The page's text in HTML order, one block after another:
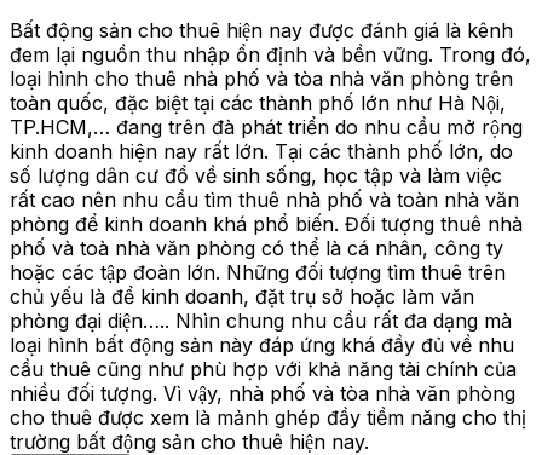
Bất động sản cho thuê hiện nay được đánh giá là kênh
đem lại nguồn thu nhập ổn định và bền vững. Trong đó,
loại hình cho thuê nhà phố và tòa nhà văn phòng trên
toàn quốc, đặc biệt tại các thành phố lớn như Hà Nội,
TP.HCM,… đang trên đà phát triển do nhu cầu mở rộng
kinh doanh hiện nay rất lớn. Tại các thành phố lớn, do
số lượng dân cư đổ về sinh sống, học tập và làm việc
rất cao nên nhu cầu tìm thuê nhà phố và toàn nhà văn
phòng để kinh doanh khá phổ biến. Đối tượng thuê nhà
phố và toà nhà văn phòng có thể là cá nhân, công ty
hoặc các tập đoàn lớn. Những đối tượng tìm thuê trên
chủ yếu là để kinh doanh, đặt trụ sở hoặc làm văn
phòng đại diện….. Nhìn chung nhu cầu rất đa dạng mà
loại hình bất động sản này đáp ứng khá đầy đủ về nhu
cầu thuê cũng như phù hợp với khả năng tài chính của
nhiều đối tượng. Vì vậy, nhà phố và tòa nhà văn phòng
cho thuê được xem là mảnh ghép đầy tiềm năng cho thị
trường bất động sản cho thuê hiện nay.